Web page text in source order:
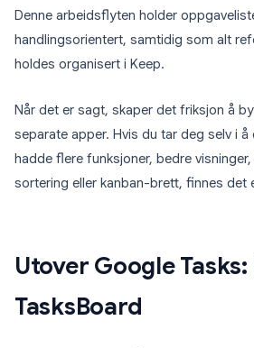
Denne arbeidsflyten holder
handlingsorientert, samtidig som alt
holdes organisert i Keep.
Når det er sagt, skaper det friksjon å
separate apper. Hvis du tar deg selv i
hadde flere funksjoner, bedre
sortering eller kanban-brett, finnes det
Utover Google
TasksBoard